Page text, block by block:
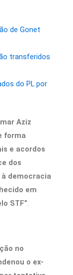
de Gonet
transferidos
do PL por
Aziz
forma
e acordos
dos
democracia
em
STF”.
no
o ex-